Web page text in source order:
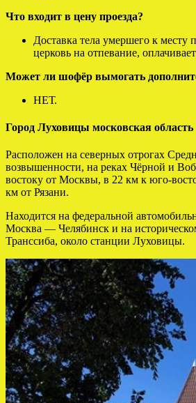
Что входит в цену проезда?
Доставка тела умершего к месту
церковь на отпевание,
Может ли шофёр вымогать
НЕТ.
Город Луховицы московская область
Расположен на северных отрогах
возвышенности, на реках Чёрной и
востоку от Москвы, в 22 км к юго-
км от Рязани.
Находится на федеральной
Москва — Челябинск и на
Транссиба, около станции Луховицы.